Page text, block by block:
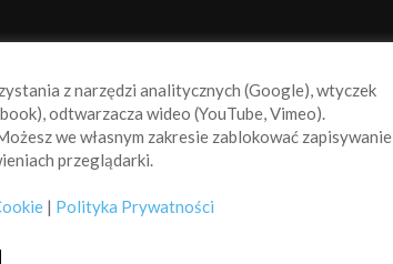
aktualnych
i
z narzędzi analitycznych (Google), wtyczek
odtwarzacza wideo (YouTube, Vimeo).
we własnym zakresie zablokować zapisywanie
przeglądarki.
| Polityka Prywatności